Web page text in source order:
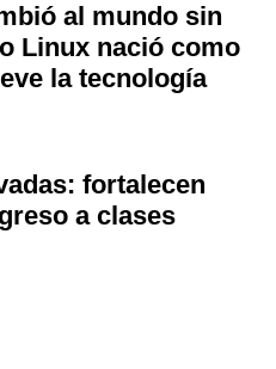
al mundo sin
Linux nació como
la tecnología
fortalecen
a clases